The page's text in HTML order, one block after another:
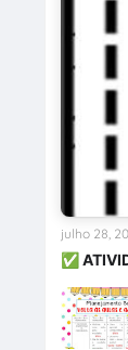
✅
julho 28,